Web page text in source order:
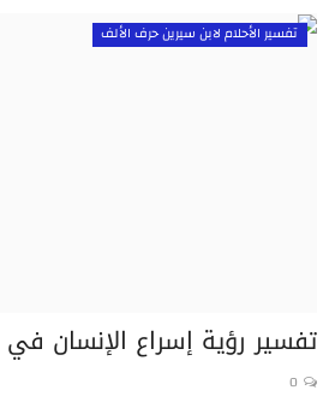
تفسير الأحلام لابن سيرين حرف الألف
تفسير رؤية إسراع الإنسان في
0